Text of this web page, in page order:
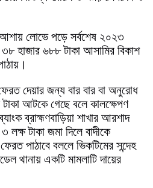
লোভে পড়ে সর্বশেষ ২০২৩
হাজার ৬৮৮ টাকা আসামির বিকাশ
দেয়ার জন্য বার বার বা অনুরোধ
আটকে গেছে বলে কালক্ষেপণ
ব্রাহ্মণবাড়িয়া শাখার আরশাদ
টাকা জমা দিলে বাদীকে
পাঠাবে বললে ভিকটিমের সন্দেহ
থানায় একটি মামলাটি দায়ের